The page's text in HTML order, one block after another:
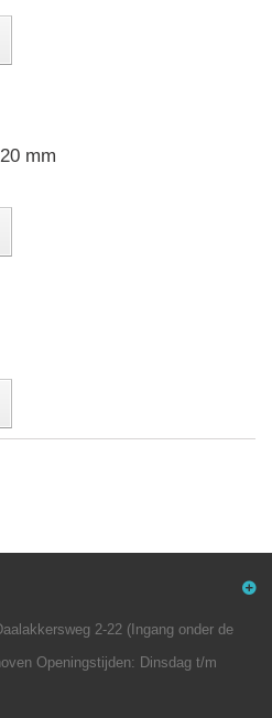
mm
2-22 (Ingang onder de
Openingstijden: Dinsdag t/m